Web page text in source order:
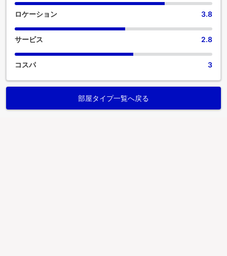
ロケーション 3.8
サービス 2.8
コスパ 3
部屋タイプ一覧へ戻る